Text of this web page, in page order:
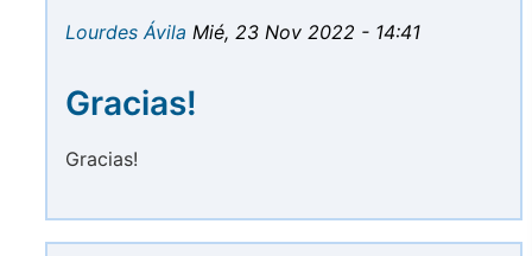
Lourdes Ávila Mié, 23 Nov 2022 - 14:41
Gracias!
Gracias!